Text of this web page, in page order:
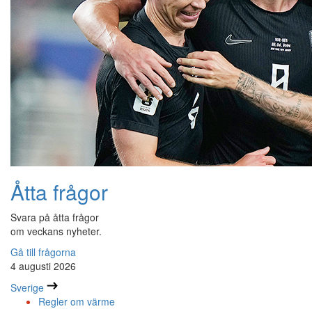
Åtta frågor
Svara på åtta frågor
om veckans nyheter.
Gå till frågorna
4 augusti 2026
Sverige
Regler om värme